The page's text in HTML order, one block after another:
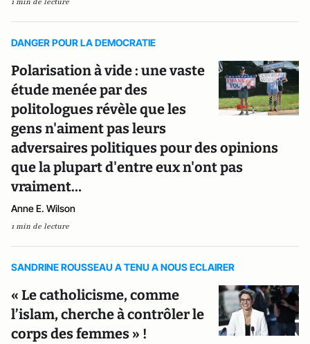
DANGER POUR LA DEMOCRATIE
Polarisation à vide : une vaste
étude menée par des
politologues révèle que les
gens n'aiment pas leurs
adversaires politiques pour des opinions
que la plupart d'entre eux n'ont pas
vraiment…
Anne E. Wilson
1 min de lecture
SANDRINE ROUSSEAU A TENU A NOUS ECLAIRER
« Le catholicisme, comme
l’islam, cherche à contrôler le
corps des femmes » !